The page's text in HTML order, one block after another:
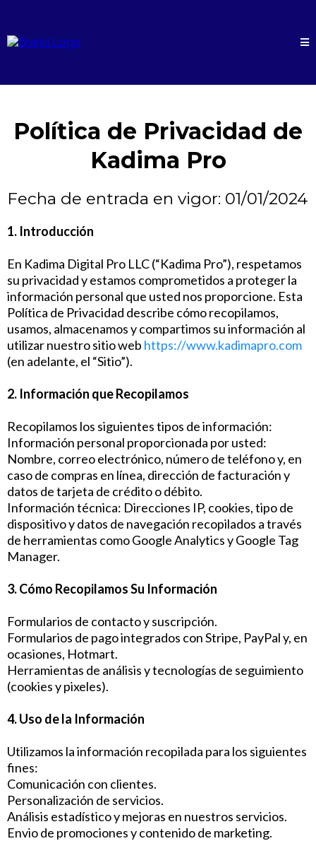
Política de Privacidad de
Kadima Pro
Fecha de entrada en vigor: 01/01/2024
1. Introducción
En Kadima Digital Pro LLC (“Kadima Pro”), respetamos
su privacidad y estamos comprometidos a proteger la
información personal que usted nos proporcione. Esta
Política de Privacidad describe cómo recopilamos,
usamos, almacenamos y compartimos su información al
utilizar nuestro sitio web https://www.kadimapro.com
(en adelante, el “Sitio”).
2. Información que Recopilamos
Recopilamos los siguientes tipos de información:
Información personal proporcionada por usted:
Nombre, correo electrónico, número de teléfono y, en
caso de compras en línea, dirección de facturación y
datos de tarjeta de crédito o débito.
Información técnica: Direcciones IP, cookies, tipo de
dispositivo y datos de navegación recopilados a través
de herramientas como Google Analytics y Google Tag
Manager.
3. Cómo Recopilamos Su Información
Formularios de contacto y suscripción.
Formularios de pago integrados con Stripe, PayPal y, en
ocasiones, Hotmart.
Herramientas de análisis y tecnologías de seguimiento
(cookies y pixeles).
4. Uso de la Información
Utilizamos la información recopilada para los siguientes
fines:
Comunicación con clientes.
Personalización de servicios.
Análisis estadístico y mejoras en nuestros servicios.
Envio de promociones y contenido de marketing.